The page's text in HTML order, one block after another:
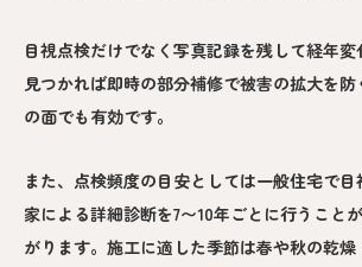
目視点検だけでなく写真記録を残して経年
見つかれば即時の部分補修で被害の拡大を
の面でも有効です。
また、点検頻度の目安としては一般住宅で
家による詳細診断を7〜10年ごとに行うこと
がります。施工に適した季節は春や秋の乾